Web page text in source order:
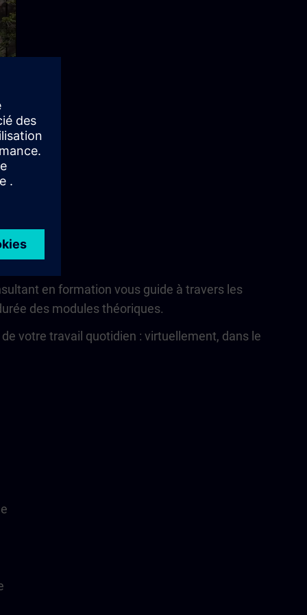
en formation vous guide à travers les
des modules théoriques.
votre travail quotidien : virtuellement, dans le